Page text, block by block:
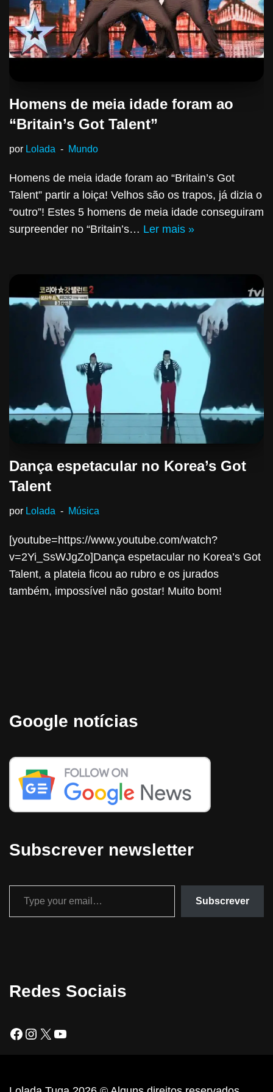
Homens de meia idade foram ao
“Britain’s Got Talent”
por Lolada Mundo
Homens de meia idade foram ao “Britain’s Got
Talent” partir a loiça! Velhos são os trapos, já dizia o
“outro”! Estes 5 homens de meia idade conseguiram
surpreender no “Britain’s… Ler mais »
Dança espetacular no Korea’s Got
Talent
por Lolada Música
[youtube=https://www.youtube.com/watch?
v=2Yi_SsWJgZo]Dança espetacular no Korea’s Got
Talent, a plateia ficou ao rubro e os jurados
também, impossível não gostar! Muito bom!
Google notícias
Subscrever newsletter
Subscrever
Redes Sociais